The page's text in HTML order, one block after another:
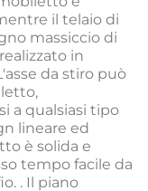
il telaio di
massiccio di
in
da stiro può
a qualsiasi tipo
lineare ed
è solida e
tempo facile da
. Il piano